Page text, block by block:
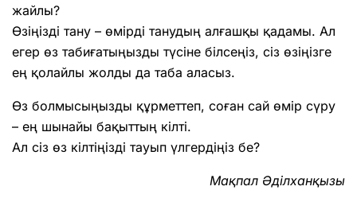
жайлы?
Өзіңізді тану – өмірді танудың алғашқы қадамы. Ал
егер өз табиғатыңызды түсіне білсеңіз, сіз өзіңізге
ең қолайлы жолды да таба аласыз.
Өз болмысыңызды құрметтеп, соған сай өмір сүру
– ең шынайы бақыттың кілті.
Ал сіз өз кілтіңізді тауып үлгердіңіз бе?
Мақпал Әділханқызы